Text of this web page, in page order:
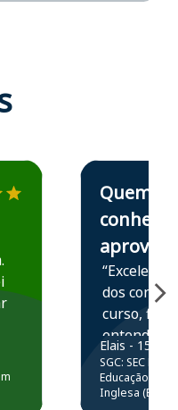
Concursos emEstudante Elais
Quem
conhece,
aprova
“Excelente
dos
curso,
entender e
prática
resolução
questões.”
Elais - 15/07/
SGC: SEC BA
Educação
Inglesa (Edital